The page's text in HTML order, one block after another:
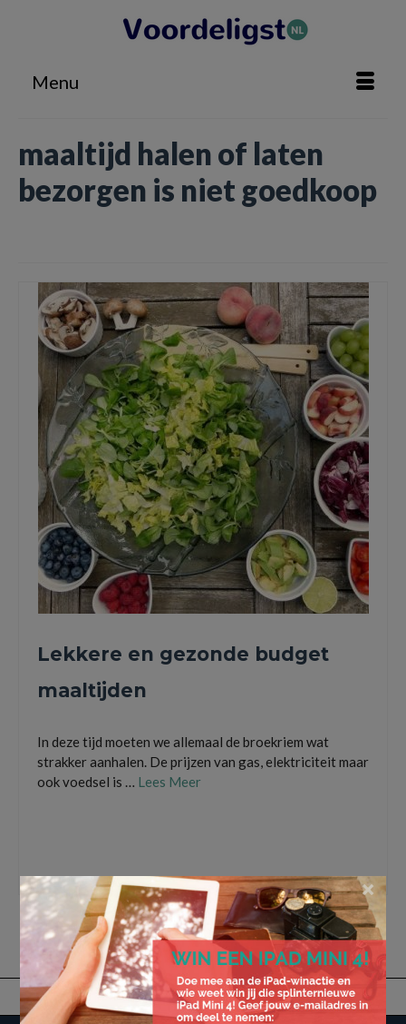
Menu
maaltijd halen of laten
bezorgen is niet goedkoop
Lekkere en gezonde budget
maaltijden
In deze tijd moeten we allemaal de broekriem wat
strakker aanhalen. De prijzen van gas, elektriciteit maar
ook voedsel is … Lees Meer
goedkoop,schorten bedrukken ×